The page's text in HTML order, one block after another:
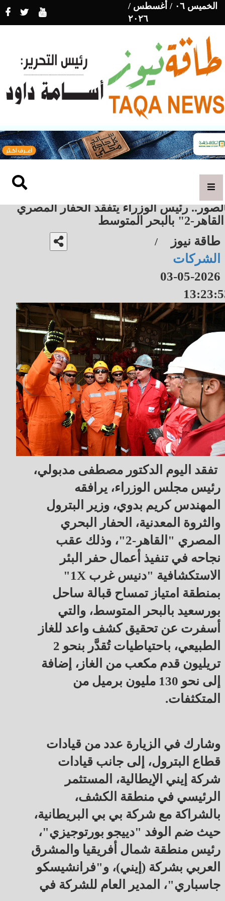
الخميس ٠٦ / أغسطس /
٢٠٢٦
رئيس الوزراء يتفقد الحفار المصري
2" بالبحر المتوسط
طاقة نيوز /
الشركات
2026-05-03
تفقد اليوم الدكتور مصطفى مدبولي،
رئيس مجلس الوزراء، يرافقه
المهندس كريم بدوي، وزير البترول
والثروة المعدنية، الحفار البحري
المصري "القاهر-2"، وذلك عقب
نجاحه في تنفيذ أعمال حفر البئر
الاستكشافية "دنيس غرب 1X"
بمنطقة امتياز تمساح قبالة ساحل
بورسعيد بالبحر المتوسط، والتي
أسفرت عن تحقيق كشف واعد للغاز
الطبيعي، باحتياطيات تُقدَّر بنحو 2
تريليون قدم مكعب من الغاز، إضافة
إلى نحو 130 مليون برميل من
المتكثفات.
وشارك في الزيارة عدد من قيادات
قطاع البترول، إلى جانب قيادات
شركة إيني الإيطالية، المستثمر
الرئيسي في منطقة الكشف،
بالشراكة مع شركة بي بي البريطانية،
حيث ضم الوفد "دييجو بورتوجيزي"،
رئيس منطقة شمال أفريقيا والمشرق
العربي بشركة (إيني)، و"فرانشيسكو
جاسباري"، المدير العام للشركة في